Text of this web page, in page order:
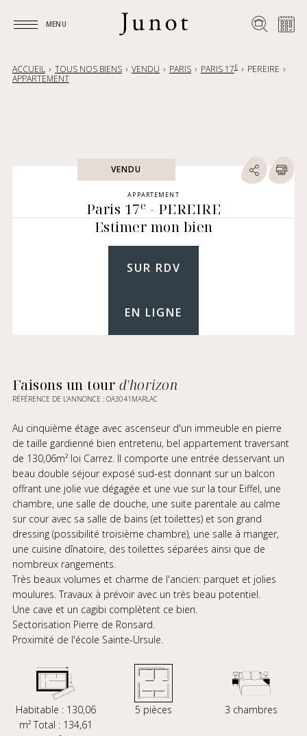
MENU
ACCUEIL TOUS NOS BIENS VENDU PARIS PARIS 17E
PEREIRE
APPARTEMENT
VENDU
APPARTEMENT
Paris 17e - PEREIRE
Estimer mon bien
SUR RDV
EN LIGNE
Faisons un tour d'horizon
RÉFÉRENCE DE L’ANNONCE : OA3041MARLAC
Au cinquième étage avec ascenseur d'un immeuble en pierre
de taille gardienné bien entretenu, bel appartement traversant
de 130,06m² loi Carrez. Il comporte une entrée desservant un
beau double séjour exposé sud-est donnant sur un balcon
offrant une jolie vue dégagée et une vue sur la tour Eiffel, une
chambre, une salle de douche, une suite parentale au calme
sur cour avec sa salle de bains (et toilettes) et son grand
dressing (possibilité troisième chambre), une salle à manger,
une cuisine dînatoire, des toilettes séparées ainsi que de
nombreux rangements.
Très beaux volumes et charme de l'ancien: parquet et jolies
moulures. Travaux à prévoir avec un très beau potentiel.
Une cave et un cagibi complètent ce bien.
Sectorisation Pierre de Ronsard.
Proximité de l'école Sainte-Ursule.
Habitable : 130,06
m² Total : 134,61
5 pièces 3 chambres